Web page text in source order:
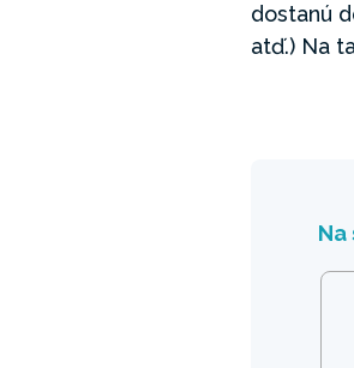
dostanú
atď.) Na